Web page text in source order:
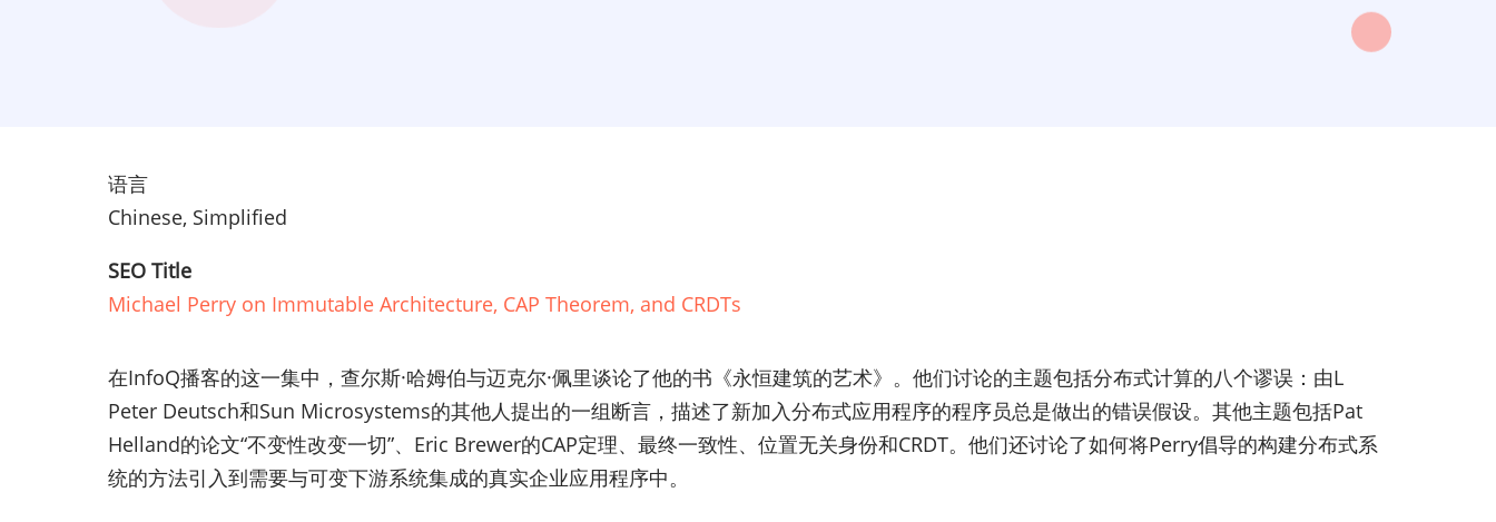
语言
Chinese, Simplified
SEO Title
Michael Perry on Immutable Architecture, CAP Theorem, and CRDTs
在InfoQ播客的这一集中，查尔斯·哈姆伯与迈克尔·佩里谈论了他的书《永恒建筑的艺术》。他们讨论的主题包括分布式计算的八个谬误：由L
Peter Deutsch和Sun Microsystems的其他人提出的一组断言，描述了新加入分布式应用程序的程序员总是做出的错误假设。其他主题包括Pat
Helland的论文“不变性改变一切”、Eric Brewer的CAP定理、最终一致性、位置无关身份和CRDT。他们还讨论了如何将Perry倡导的构建分布式系
统的方法引入到需要与可变下游系统集成的真实企业应用程序中。